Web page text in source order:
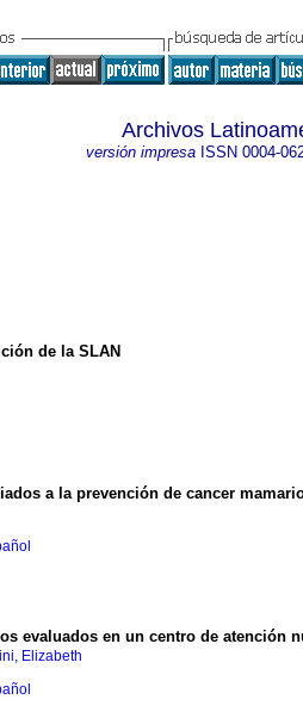
Archivos
versión impresaISSN 0004-
de la SLAN
a la prevención de cancer
evaluados en un centro de atención
Elizabeth